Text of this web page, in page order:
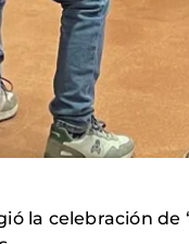
la celebración de